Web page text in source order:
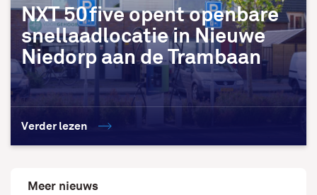
NXT 50five opent openbare
snellaadlocatie in Nieuwe
Niedorp aan de Trambaan
Verder lezen
Meer nieuws